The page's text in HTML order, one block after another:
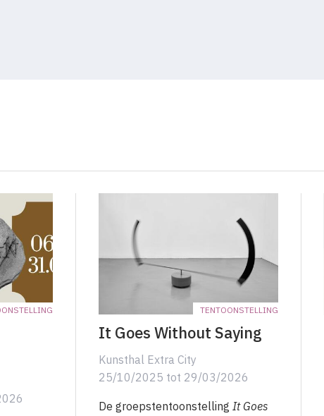
TENTOONSTELLING
It Goes Without Saying
Kunsthal Extra City
25/10/2025 tot 29/03/2026
De groepstentoonstelling It Goes